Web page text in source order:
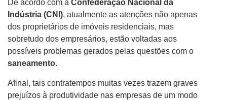
De acordo com a Confederação Nacional da
Indústria (CNI), atualmente as atenções não apenas
dos proprietários de imóveis residenciais, mas
sobretudo dos empresários, estão voltadas aos
possíveis problemas gerados pelas questões com o
saneamento.
Afinal, tais contratempos muitas vezes trazem graves
prejuízos à produtividade nas empresas de um modo